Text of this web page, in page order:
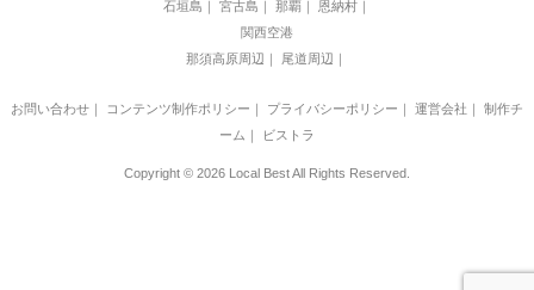
石垣島
宮古島 那覇
恩納村
関西空港
那須高原周辺
尾道周辺
お問い合わせ｜ コンテンツ制作ポリシー ｜ プライバシーポリシー ｜ 運営会社 ｜ 制作チ
ーム ｜ ビストラ
Copyright © 2026 Local Best All Rights Reserved.